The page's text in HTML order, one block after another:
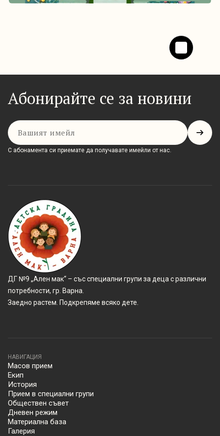
Абонирайте се за новини
Имейл
С абонамента си приемате да получавате имейли от нас.
ДГ №9 „Ален мак“ – със специални групи за деца с различни
потребности, гр. Варна.
Заедно растем. Подкрепяме всяко дете.
НАВИГАЦИЯ
Масов прием
Екип
История
Прием в специални групи
Обществен съвет
Дневен режим
Материална база
Галерия